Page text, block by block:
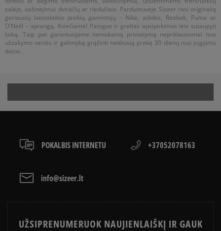
salėje, važinėjimui dviračių ar riedučiais. Parduotuvėje Sizeer rasi originalią
geriausių laisvalaikio prekių gamintojų – Nike, adidas, Reebok, Puma ar
O'Neill – aprangą. Kviečiame! Patogus ir greitas apsipirkimas leis sutaupyti
laiką. Taip pat garantuojame nemokamą pristatymą nepriklausomai nuo
užsakymo vertės ir galimybę grąžinti netikusią prekę 30 dienų nuo įsigijimo
datos.
POKALBIS INTERNETU +37052078163
info@sizeer.lt
UŽSIPRENUMERUOK NAUJIENLAIŠKĮ IR GAUK